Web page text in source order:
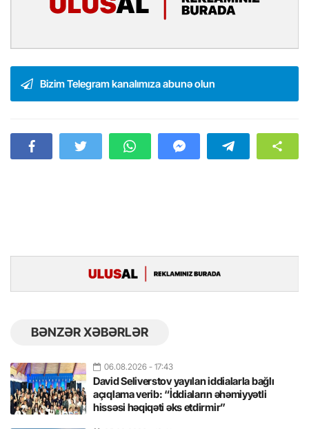
Bizim Telegram kanalımıza abunə olun
BƏNZƏR XƏBƏRLƏR
06.08.2026 - 17:43
David Seliverstov yayılan iddialarla bağlı
açıqlama verib: “İddiaların əhəmiyyətli
hissəsi həqiqəti əks etdirmir”